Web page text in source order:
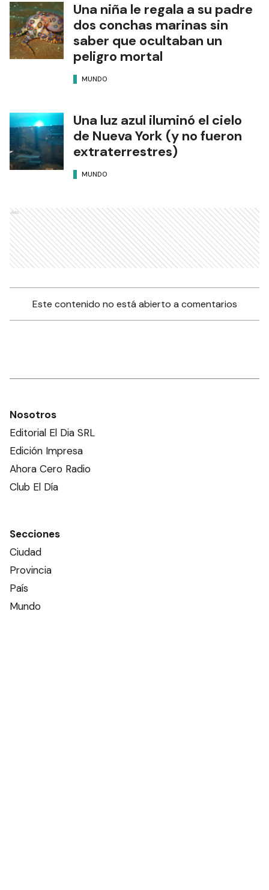
Una niña le regala a su padre
dos conchas marinas sin
saber que ocultaban un
peligro mortal
MUNDO
Una luz azul iluminó el cielo
de Nueva York (y no fueron
extraterrestres)
MUNDO
Ads
Este contenido no está abierto a comentarios
Nosotros
Editorial El Dia SRL
Edición Impresa
Ahora Cero Radio
Club El Día
Secciones
Ciudad
Provincia
País
Mundo